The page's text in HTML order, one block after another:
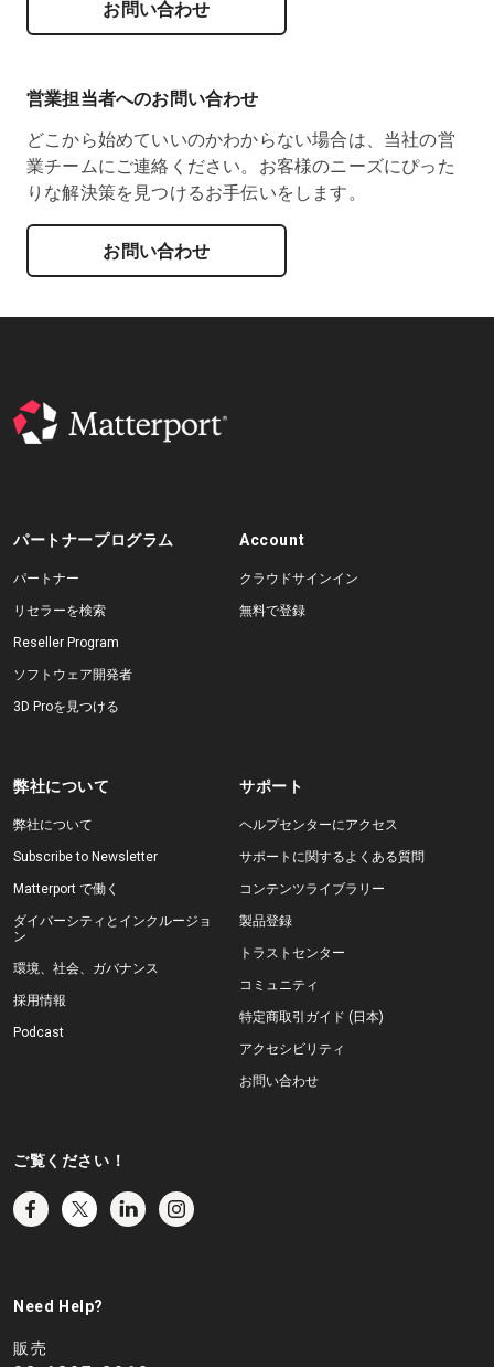
お問い合わせ
営業担当者へのお問い合わせ
どこから始めていいのかわからない場合は、当社の営
業チームにご連絡ください。お客様のニーズにぴった
りな解決策を見つけるお手伝いをします。
お問い合わせ
パートナープログラム
パートナー
リセラーを検索
Reseller Program
ソフトウェア開発者
3D Proを見つける
Account
クラウドサインイン
無料で登録
弊社について
弊社について
Subscribe to Newsletter
Matterport で働く
ダイバーシティとインクルージョ
ン
環境、社会、ガバナンス
採用情報
Podcast
サポート
ヘルプセンターにアクセス
サポートに関するよくある質問
コンテンツライブラリー
製品登録
トラストセンター
コミュニティ
特定商取引ガイド (日本)
アクセシビリティ
お問い合わせ
ご覧ください！
Need Help?
販売